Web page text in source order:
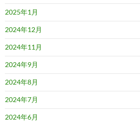
2025年1月
2024年12月
2024年11月
2024年9月
2024年8月
2024年7月
2024年6月